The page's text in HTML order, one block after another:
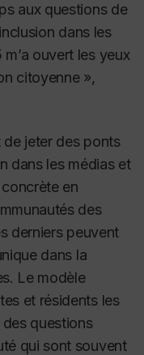
aux questions de
dans les
ouvert les yeux
citoyenne »,
jeter des ponts
dans les médias et
en
des
derniers peuvent
dans la
Le modèle
et résidents les
questions
qui sont souvent